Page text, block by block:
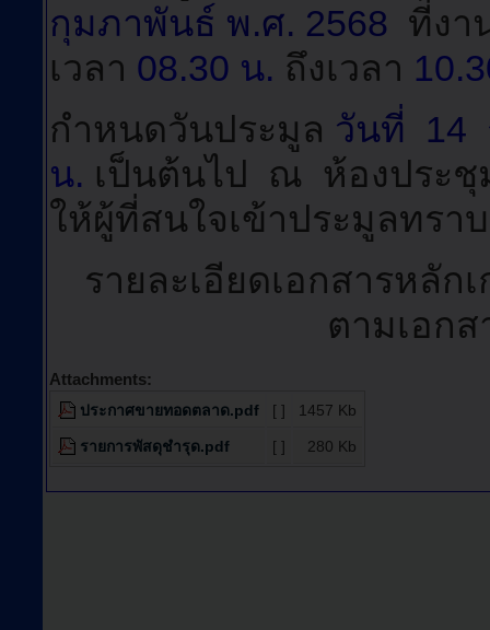
กุมภาพันธ์ พ.ศ. 2568 ที่งา
เวลา 08.30 น. ถึงเวลา
กำหนดวันประมูล วันที่ 14
น. เป็นต้นไป ณ ห้องประชุ
ให้ผู้ที่สนใจเข้าประมูลทราบ
รายละเอียดเอกสารหลั
ตามเอก
Attachments:
ประกาศขายทอดตลาด.pdf [ ] 1457 Kb
รายการพัสดุชำรุด.pdf [ ] 280 Kb